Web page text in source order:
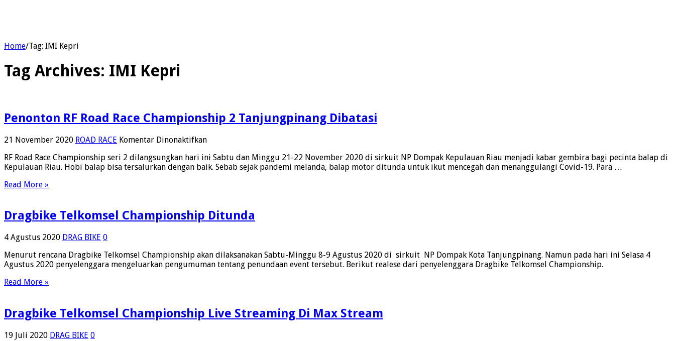
Home/Tag: IMI Kepri
Tag Archives: IMI Kepri
Penonton RF Road Race Championship 2 Tanjungpinang Dibatasi
21 November 2020 ROAD RACE Komentar Dinonaktifkanpada
RF
Road
Dibatasi
RF Road Race Championship seri 2 dilangsungkan hari ini Sabtu dan Minggu 21-22 November 2020 di sirkuit NP Dompak Kepulauan Riau menjadi kabar gembira bagi pecinta balap di
Kepulauan Riau. Hobi balap bisa tersalurkan dengan baik. Sebab sejak pandemi melanda, balap motor ditunda untuk ikut mencegah dan menanggulangi Covid-19. Para …
Read More »
Dragbike Telkomsel Championship Ditunda
4 Agustus 2020 DRAG BIKE 0
Menurut rencana Dragbike Telkomsel Championship akan dilaksanakan Sabtu-Minggu 8-9 Agustus 2020 di sirkuit NP Dompak Kota Tanjungpinang. Namun pada hari ini Selasa 4
Agustus 2020 penyelenggara mengeluarkan pengumuman tentang penundaan event tersebut. Berikut realese dari penyelenggara Dragbike Telkomsel Championship.
Read More »
Dragbike Telkomsel Championship Live Streaming Di Max Stream
19 Juli 2020 DRAG BIKE 0